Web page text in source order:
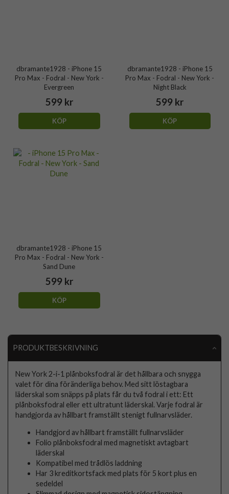
dbramante1928 - iPhone 15
Pro Max - Fodral - New York -
Evergreen
599 kr
KÖP
dbramante1928 - iPhone 15
Pro Max - Fodral - New York -
Night Black
599 kr
KÖP
dbramante1928 - iPhone 15
Pro Max - Fodral - New York -
Sand Dune
599 kr
KÖP
PRODUKTBESKRIVNING
New York 2-i-1 plånboksfodral är det hållbara och snygga
valet för dina föränderliga behov. Med sitt löstagbara
läderskal som snäpps på plats får du två fodral i ett: Ett
plånboksfodral eller ett ultratunt läderskal. Varje fodral är
handgjorda av hållbart framställt stenigt fullnarvsläder.
Handgjord av hållbart framställt fullnarvsläder
Folio plånboksfodral med magnetiskt avtagbart
läderskal
Kompatibel med trådlös laddning
Har 3 kreditkortsfack med plats för 5 kort plus en
sedeldel